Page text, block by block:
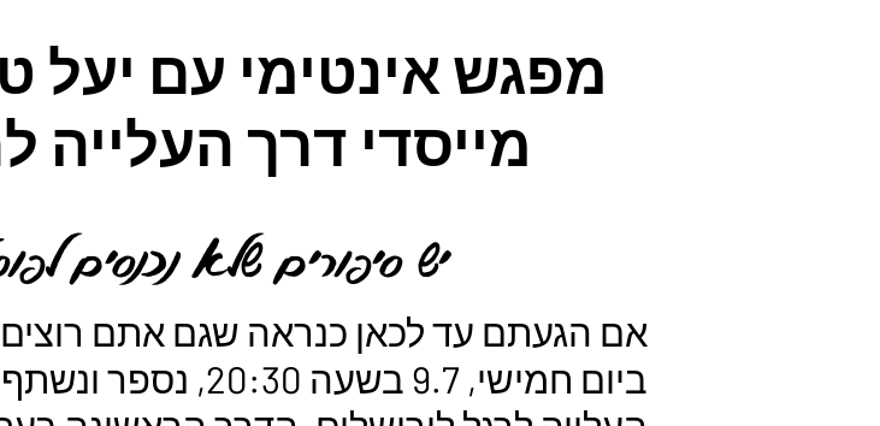
מפגש אינטימי עם יעל
מייסדי דרך העלייה
יש סיפורים שלא נכנסים
אם הגעתם עד לכאן כנראה שגם אתם
ביום חמישי, 9.7